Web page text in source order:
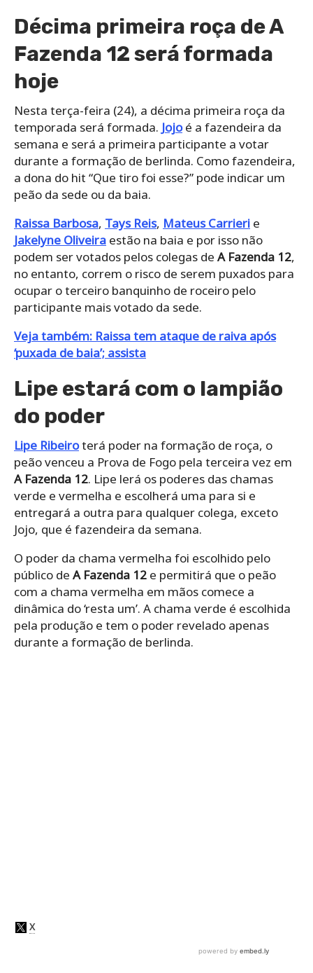
Décima primeira roça de A
Fazenda 12 será formada
hoje
Nesta terça-feira (24), a décima primeira roça da
temporada será formada. Jojoé a fazendeira da
semana e será a primeira participante a votar
durante a formação de berlinda. Como fazendeira,
a dona do hit “Que tiro foi esse?” pode indicar um
peão da sede ou da baia.
Raissa Barbosa, Tays Reis, Mateus Carrieri e
Jakelyne Oliveira estão na baia e por isso não
podem ser votados pelos colegas de A Fazenda 12,
no entanto, correm o risco de serem puxados para
ocupar o terceiro banquinho de roceiro pelo
participante mais votado da sede.
Veja também: Raissa tem ataque de raiva após
‘puxada de baia’; assista
Lipe estará com o lampião
do poder
Lipe Ribeiroterá poder na formação de roça, o
peão venceu a Prova de Fogo pela terceira vez em
A Fazenda 12. Lipe lerá os poderes das chamas
verde e vermelha e escolherá uma para si e
entregará a outra para qualquer colega, exceto
Jojo, que é fazendeira da semana.
O poder da chama vermelha foi escolhido pelo
público de A Fazenda 12 e permitirá que o peão
com a chama vermelha em mãos comece a
dinâmica do ‘resta um’. A chama verde é escolhida
pela produção e tem o poder revelado apenas
durante a formação de berlinda.